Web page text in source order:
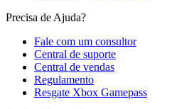
Precisa de Ajuda?
Fale com um consultor
Central de suporte
Central de vendas
Regulamento
Resgate Xbox Gamepass